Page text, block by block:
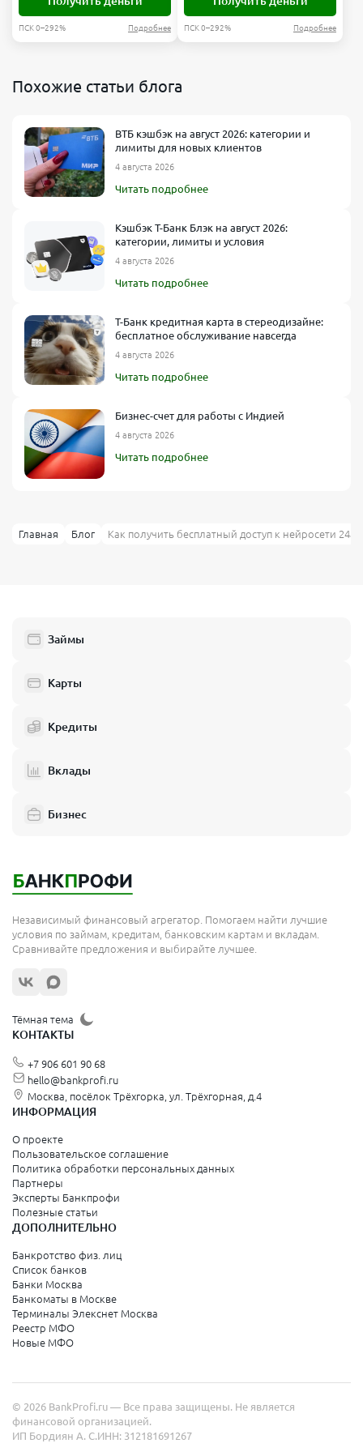
Корпоративный
физ
лицам
наличных
Выбрать
ПСК 0–292% Подробнее ПСК 0–292% Подробнее
Похожие статьи блога
ВТБ кэшбэк на август 2026: категории и
лимиты для новых клиентов
4 августа 2026
Читать подробнее
Кэшбэк Т-Банк Блэк на август 2026:
категории, лимиты и условия
4 августа 2026
Читать подробнее
Т-Банк кредитная карта в стереодизайне:
бесплатное обслуживание навсегда
4 августа 2026
Читать подробнее
Бизнес-счет для работы с Индией
4 августа 2026
Читать подробнее
Главная Блог Как получить бесплатный доступ к нейросети 24ai
Займы
Карты
Кредиты
Вклады
Бизнес
Независимый финансовый агрегатор. Помогаем найти лучшие
условия по займам, кредитам, банковским картам и вкладам.
Сравнивайте предложения и выбирайте лучшее.
Тёмная тема
КОНТАКТЫ
+7 906 601 90 68
hello@bankprofi.ru
Москва, посёлок Трёхгорка, ул. Трёхгорная, д.4
ИНФОРМАЦИЯ
О проекте
Пользовательское соглашение
Политика обработки персональных данных
Партнеры
Эксперты Банкпрофи
Полезные статьи
ДОПОЛНИТЕЛЬНО
Банкротство физ. лиц
Список банков
Банки Москва
Банкоматы в Москве
Терминалы Элекснет Москва
Реестр МФО
Новые МФО
© 2026 BankProfi.ru — Все права защищены. Не является
финансовой организацией.
ИП Бордиян А. С. ИНН: 312181691267